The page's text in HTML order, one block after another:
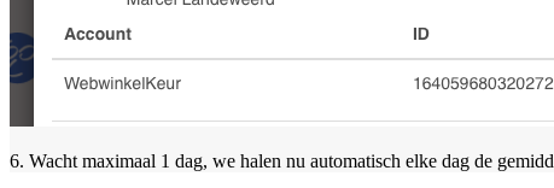
6. Wacht maximaal 1 dag, we halen nu automatisch elke dag de